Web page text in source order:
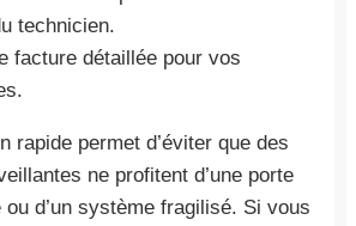
technicien.
facture détaillée pour vos
rapide permet d’éviter que des
ne profitent d’une porte
d’un système fragilisé. Si vous